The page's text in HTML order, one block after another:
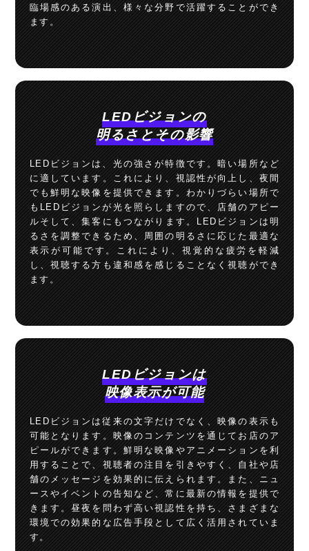
臨場感のある演出、様々な分野で活躍することができ
ます。
LEDビジョンの
明るさとその影響
LEDビジョンは、光の強さが特徴です。暗い場所など
に適しています。これにより、視認性が向上し、夜間
でも鮮明な映像を提供できます。わかりづらい場所で
もLEDビジョンが光を照らしますので、店舗のアピー
ルそして、集客にもつながります。LEDビジョンは明
るさを調整できるため、周囲の明るさに応じた最適な
表示が可能です。これにより、視覚的な疲労を軽減
し、視聴する方も違和感を感じることなく視聴ができ
ます。
LEDビジョンは
映像表示が可能
LEDビジョンは従来の文字だけでなく、映像の表示も
可能となります。映像のコンテンツを通じてお店のア
ピールができます。鮮明な映像やアニメーションを利
用することで、視聴者の注目を引きやすく、自社や店
舗のメッセージを効果的に伝えられます。また、ニュ
ースやイベントの告知など、常に最新の情報を提供で
きます。昼夜を問わず高い視認性を持ち、さまざまな
環境での効果的な広告手段として広く活用されていま
す。